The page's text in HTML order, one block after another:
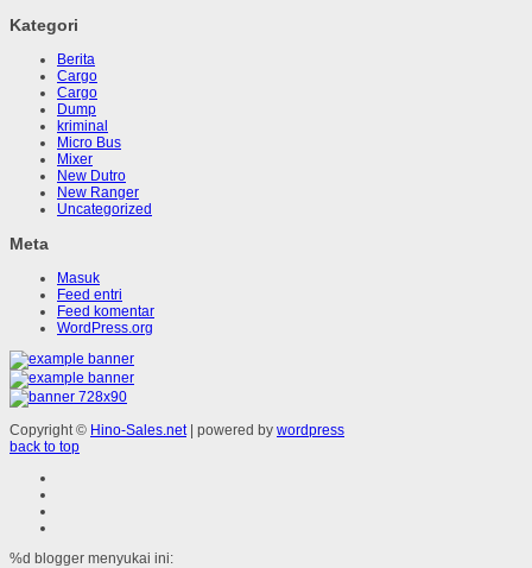
Kategori
Berita
Cargo
Cargo
Dump
kriminal
Micro Bus
Mixer
New Dutro
New Ranger
Uncategorized
Meta
Masuk
Feed entri
Feed komentar
WordPress.org
Copyright © Hino-Sales.net| powered by wordpress
back to top
%d blogger menyukai ini: